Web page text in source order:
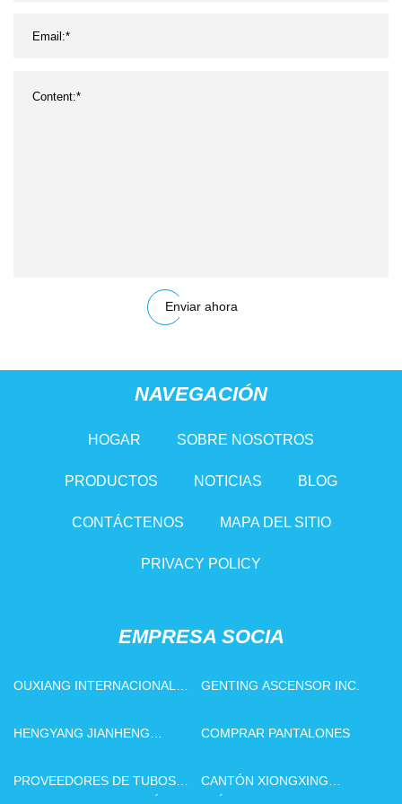
Enviar ahora
NAVEGACIÓN
HOGAR SOBRE NOSOTROS
PRODUCTOS NOTICIAS BLOG
CONTÁCTENOS MAPA DEL SITIO
PRIVACY POLICY
EMPRESA SOCIA
OUXIANG INTERNACIONAL
GENTING ASCENSOR INC.
HENGYANG JIANHENG
CO., LTD
COMPRAR PANTALONES
PROVEEDORES DE TUBOS
CANTÓN XIONGXING